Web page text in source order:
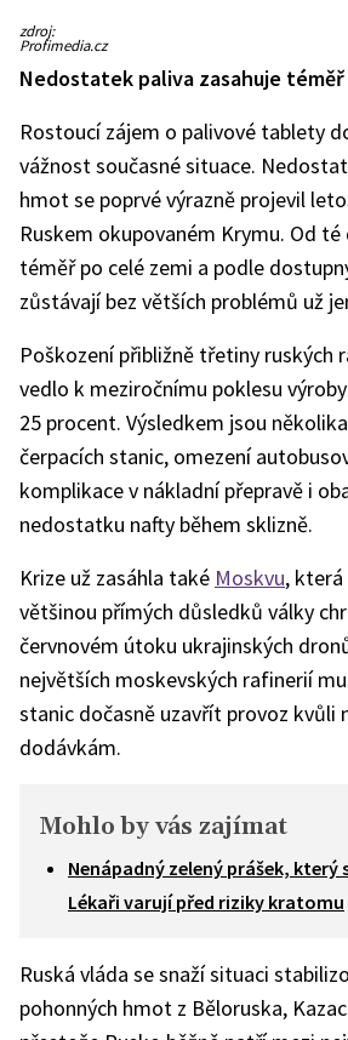
zdroj:
Profimedia.cz
Nedostatek paliva zasahuje téměř
Rostoucí zájem o palivové tablety
vážnost současné situace.
hmot se poprvé výrazně projevil
Ruskem okupovaném Krymu. Od
téměř po celé zemi a podle
zůstávají bez větších problémů už
Poškození přibližně třetiny ruských
vedlo k meziročnímu poklesu
25 procent. Výsledkem jsou
čerpacích stanic, omezení
komplikace v nákladní přepravě i
nedostatku nafty během sklizně.
Krize už zasáhla také Moskvu, která
většinou přímých důsledků války
červnovém útoku ukrajinských
největších moskevských rafinerií
stanic dočasně uzavřít provoz kvůli
dodávkám.
Mohlo by vás zajímat
Nenápadný zelený prášek, který
Lékaři varují před riziky kratomu
Ruská vláda se snaží situaci
pohonných hmot z Běloruska,